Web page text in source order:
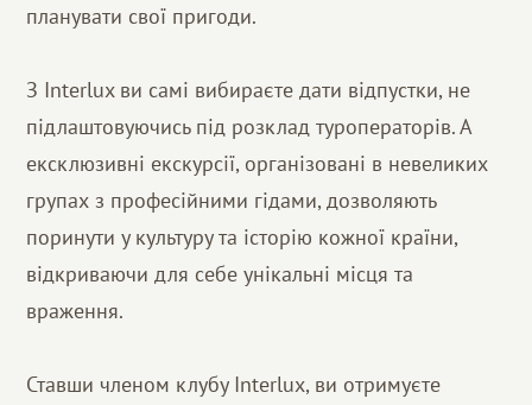
планувати свої пригоди.
З Interlux ви самі вибираєте дати відпустки, не
підлаштовуючись під розклад туроператорів. А
ексклюзивні екскурсії, організовані в невеликих
групах з професійними гідами, дозволяють
поринути у культуру та історію кожної країни,
відкриваючи для себе унікальні місця та
враження.
Ставши членом клубу Interlux, ви отримуєте